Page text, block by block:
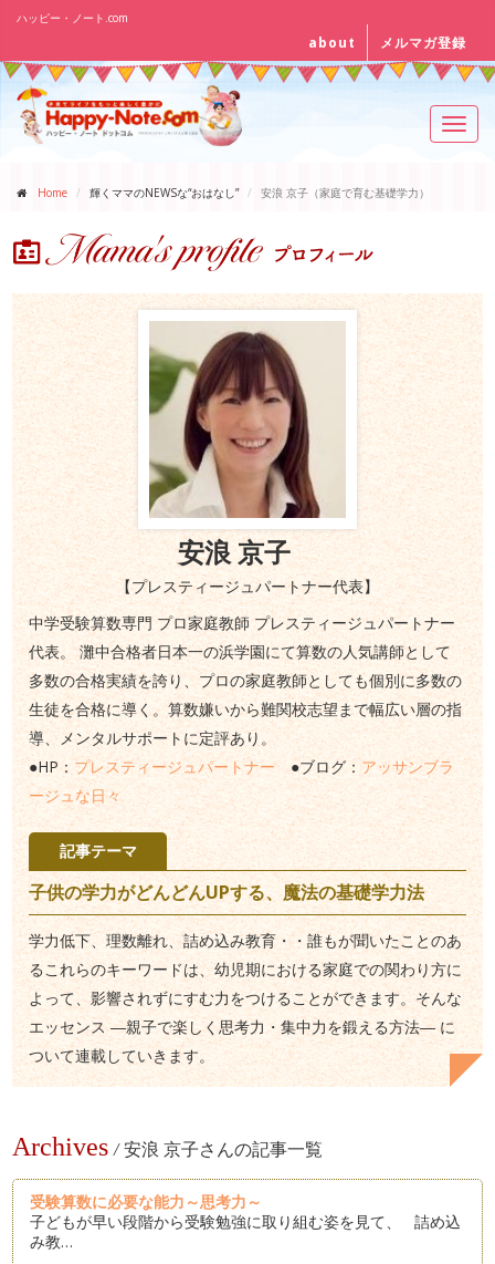
ハッピー・ノート.com
about メルマガ登録
Home 輝くママのNEWSな“おはなし” 安浪 京子（家庭で育む基礎学力）
安浪 京子
【プレスティージュパートナー代表】
中学受験算数専門 プロ家庭教師 プレスティージュパートナー
代表。 灘中合格者日本一の浜学園にて算数の人気講師として
多数の合格実績を誇り、プロの家庭教師としても個別に多数の
生徒を合格に導く。算数嫌いから難関校志望まで幅広い層の指
導、メンタルサポートに定評あり。
●HP：プレスティージュパートナー●ブログ：アッサンブラ
ージュな日々
記事テーマ
子供の学力がどんどんUPする、魔法の基礎学力法
学力低下、理数離れ、詰め込み教育・・誰もが聞いたことのあ
るこれらのキーワードは、幼児期における家庭での関わり方に
よって、影響されずにすむ力をつけることができます。そんな
エッセンス ―親子で楽しく思考力・集中力を鍛える方法― に
ついて連載していきます。
Archives / 安浪 京子さんの記事一覧
受験算数に必要な能力～思考力～
子どもが早い段階から受験勉強に取り組む姿を見て、 詰め込
み教…